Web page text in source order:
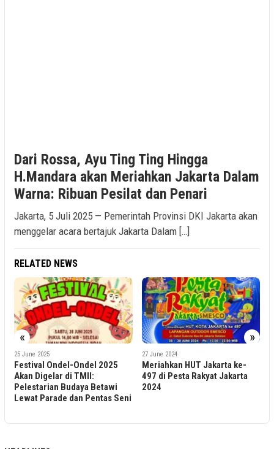
Dari Rossa, Ayu Ting Ting Hingga
H.Mandara akan Meriahkan Jakarta Dalam
Warna: Ribuan Pesilat dan Penari
Jakarta, 5 Juli 2025 — Pemerintah Provinsi DKI Jakarta akan
menggelar acara bertajuk Jakarta Dalam […]
RELATED NEWS
« »
25 June 2025
Festival Ondel-Ondel 2025
Akan Digelar di TMII:
Pelestarian Budaya Betawi
Lewat Parade dan Pentas Seni
27 June 2024
Meriahkan HUT Jakarta ke-
497 di Pesta Rakyat Jakarta
2024